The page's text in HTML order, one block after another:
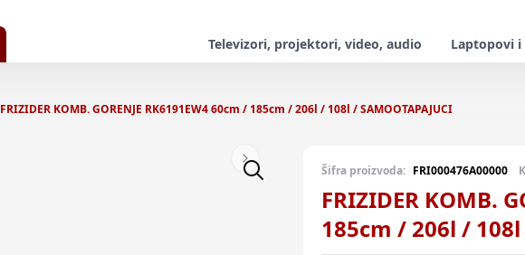
Televizori, projektori, video, audio Laptopovi
FRIZIDER KOMB. GORENJE RK6191EW4 60cm / 185cm / 206l / 108l / SAMOOTAPAJUCI
Next slide Šifra proizvoda: FRI000476A00000
FRIZIDER KOMB.
185cm / 206l / 108l